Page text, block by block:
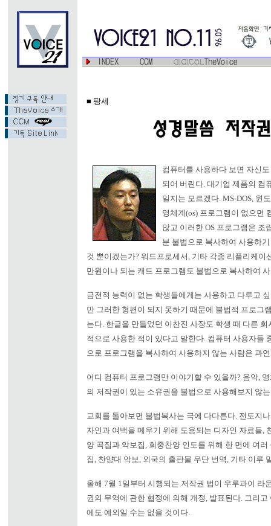
■ 팡세
컴퓨터를 사용하다 보면 자신
되어 버린다. 대기업 제품의 컴
일지는 모르겠다. MS-DOS, 윈
영체계(os) 프로그램이 없으면
않고 이러한 OS 프로그램은 조
분 불법으로 복사하여 사용하
것 뿐이겠는가? 워드프로세서, 기타 각종 리플리케이
만원이나 되는 캐드 프로그램도 불법으로 복사하여
금전적 능력이 없는 학생들에게는 사용하고 다루고
만 그러한 형편이 되지 못하기 때문에 불법적 프로그
는다. 한글을 만들었던 이찬진 사장도 학생 때 다른
적으로 사용한 적이 있다고 말한다. 컴퓨터 사용자들
으로 프로그램을 복사하여 사용하지 않는 사람은 과
어디 컴퓨터 프로그램만 이야기할 수 있을까? 음악,
의 저작권이 있는 소유권을 불법으로 사용해보지 않
교회를 돌아보면 불법복사는 극에 다다른다. 전도지
자인과 여백을 메우기 위해 도용되는 디자인 자료들,
양 곡집과 악보집, 회중찬양 인도를 위해 한 면에 여
집, 찬양대 악보, 외국의 출판물 우단 번역, 기타 이루
올해 7월 1일부터 시행되는 저작권 법이 우루과이 라
권의 무역에 관한 협정에 의해 개정, 발표된다. 그리
에도 예외일 수는 없을 것이다.